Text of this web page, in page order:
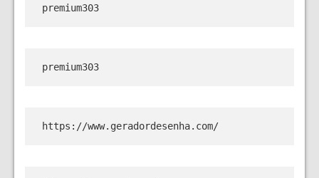
premium303
premium303
https://www.geradordesenha.com/